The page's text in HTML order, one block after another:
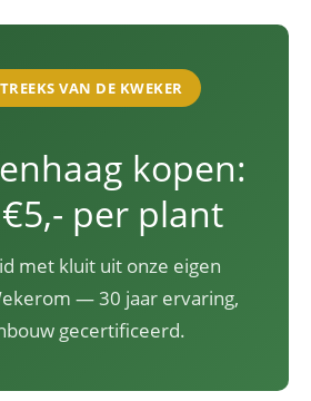
VAN DE KWEKER
kopen:
per plant
met kluit uit onze eigen
— 30 jaar ervaring,
gecertificeerd.